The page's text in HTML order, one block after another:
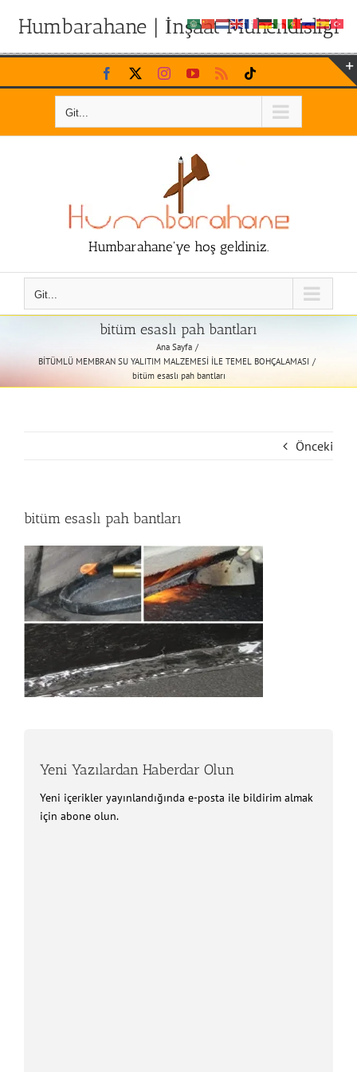
Humbarahane | İnşaat Mühendisliği
Skip
to
Facebook InstagramYouTubeRss
Git...
Humbarahane'ye hoş geldiniz.
Git...
bitüm esaslı pah bantları
Ana Sayfa
BİTÜMLÜ MEMBRAN SU YALITIM MALZEMESİ İLE TEMEL BOHÇALAMASI
bitüm esaslı pah bantları
Önceki
bitüm esaslı pah bantları
Yeni Yazılardan Haberdar Olun
Yeni içerikler yayınlandığında e-posta ile bildirim almak
için abone olun.